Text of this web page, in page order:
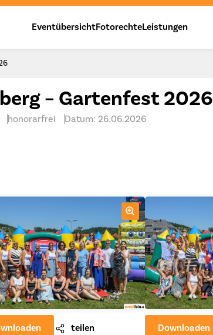
EventübersichtFotorechteLeistungen
– Gartenfest 2026
honorarfrei Datum: 26.06.2026
teilen Downloaden